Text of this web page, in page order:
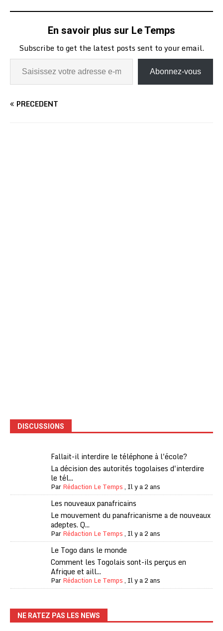
En savoir plus sur Le Temps
Subscribe to get the latest posts sent to your email.
Abonnez-vous
PRÉCÉDENT
DISCUSSIONS
Fallait-il interdire le téléphone à l'école?
La décision des autorités togolaises d'interdire
le tél...
ParRédaction Le Temps, Il y a 2 ans
Les nouveaux panafricains
Le mouvement du panafricanisme a de nouveaux
adeptes. Q...
ParRédaction Le Temps, Il y a 2 ans
Le Togo dans le monde
Comment les Togolais sont-ils perçus en
Afrique et aill...
ParRédaction Le Temps, Il y a 2 ans
NE RATEZ PAS LES NEWS